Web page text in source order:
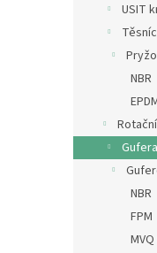
USIT
NBR
Gufera
NBR
FPM